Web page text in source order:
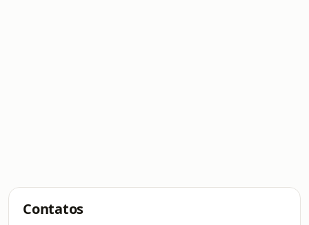
Contatos